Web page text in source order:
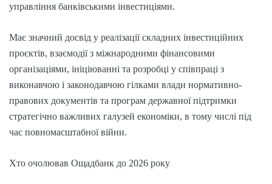
управління банківськими інвестиціями.
Має значний досвід у реалізації складних інвестиційних
проєктів, взаємодії з міжнародними фінансовими
організаціями, ініціюванні та розробці у співпраці з
виконавчою і законодавчою гілками влади нормативно-
правових документів та програм державної підтримки
стратегічно важливих галузей економіки, в тому числі під
час повномасштабної війни.
Хто очолював Ощадбанк до 2026 року